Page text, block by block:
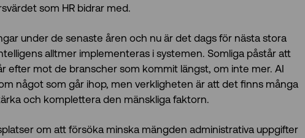
som HR bidrar med.
under de senaste åren och nu är det dags för nästa stora
alltmer implementeras i systemen. Somliga påstår att
efter mot de branscher som kommit längst, om inte mer. AI
något som går ihop, men verkligheten är att det finns många
och komplettera den mänskliga faktorn.
om att försöka minska mängden administrativa uppgifter